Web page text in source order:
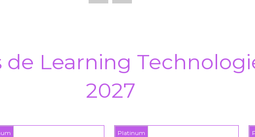
de Learning
2027
Platinum